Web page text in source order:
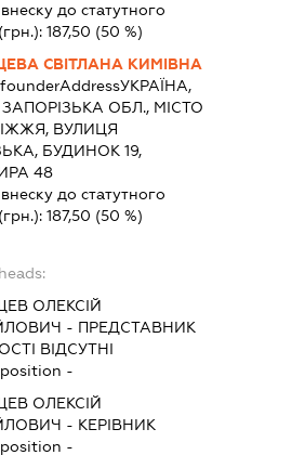
до статутного
187,50 (50 %)
СВІТЛАНА КИМІВНА
УКРАЇНА,
ЗАПОРІЗЬКА ОБЛ., МІСТО
ВУЛИЦЯ
БУДИНОК 19,
48
до статутного
187,50 (50 %)
ОЛЕКСІЙ
- ПРЕДСТАВНИК
ВІДСУТНІ
-
ОЛЕКСІЙ
- КЕРІВНИК
-